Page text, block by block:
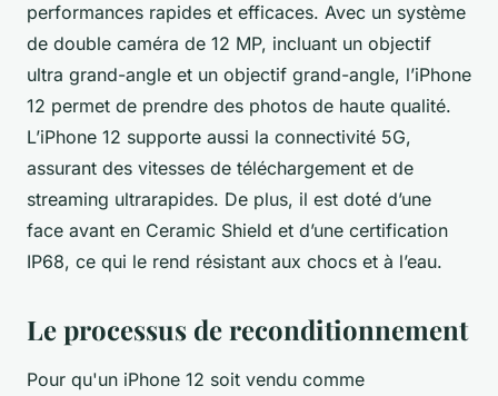
performances rapides et efficaces. Avec un système
de double caméra de 12 MP, incluant un objectif
ultra grand-angle et un objectif grand-angle, l’iPhone
12 permet de prendre des photos de haute qualité.
L’iPhone 12 supporte aussi la connectivité 5G,
assurant des vitesses de téléchargement et de
streaming ultrarapides. De plus, il est doté d’une
face avant en Ceramic Shield et d’une certification
IP68, ce qui le rend résistant aux chocs et à l’eau.
Le processus de reconditionnement
Pour qu'un iPhone 12 soit vendu comme